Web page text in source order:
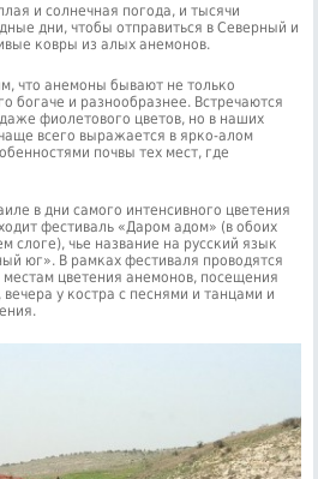
и солнечная погода, и тысячи
дни, чтобы отправиться в Северный и
ковры из алых анемонов.
что анемоны бывают не только
богаче и разнообразнее. Встречаются
фиолетового цветов, но в наших
всего выражается в ярко-алом
почвы тех мест, где
в дни самого интенсивного цветения
фестиваль «Даром адом» (в обоих
слоге), чье название на русский язык
юг». В рамках фестиваля проводятся
цветения анемонов, посещения
у костра с песнями и танцами и